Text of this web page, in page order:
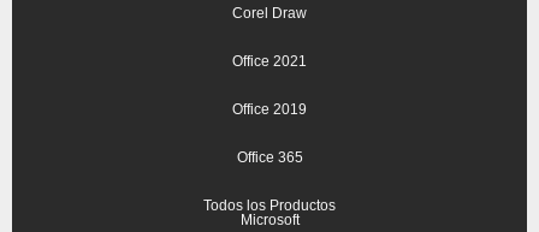
Corel Draw
Office 2021
Office 2019
Office 365
Todos los Productos
Microsoft